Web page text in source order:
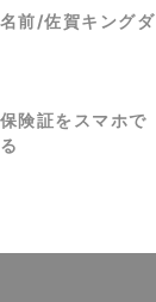
前/佐賀キングダ
険証をスマホで